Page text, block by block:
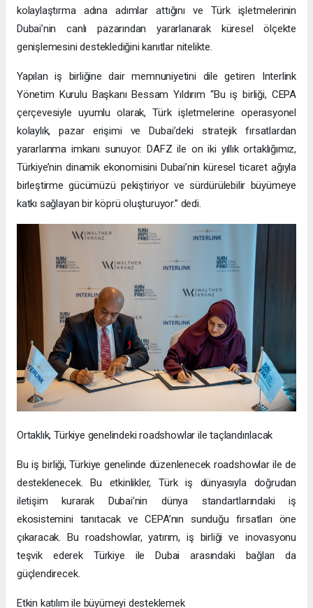
kolaylaştırma adına adımlar attığını ve Türk işletmelerinin
Dubai’nin canlı pazarından yararlanarak küresel ölçekte
genişlemesini desteklediğini kanıtlar nitelikte.
Yapılan iş birliğine dair memnuniyetini dile getiren Interlink
Yönetim Kurulu Başkanı Bessam Yıldırım “Bu iş birliği, CEPA
çerçevesiyle uyumlu olarak, Türk işletmelerine operasyonel
kolaylık, pazar erişimi ve Dubai’deki stratejik fırsatlardan
yararlanma imkanı sunuyor. DAFZ ile on iki yıllık ortaklığımız,
Türkiye’nin dinamik ekonomisini Dubai’nin küresel ticaret ağıyla
birleştirme gücümüzü pekiştiriyor ve sürdürülebilir büyümeye
katkı sağlayan bir köprü oluşturuyor.” dedi.
Ortaklık, Türkiye genelindeki roadshowlar ile taçlandırılacak
Bu iş birliği, Türkiye genelinde düzenlenecek roadshowlar ile de
desteklenecek. Bu etkinlikler, Türk iş dünyasıyla doğrudan
iletişim kurarak Dubai’nin dünya standartlarındaki iş
ekosistemini tanıtacak ve CEPA’nın sunduğu fırsatları öne
çıkaracak. Bu roadshowlar, yatırım, iş birliği ve inovasyonu
teşvik ederek Türkiye ile Dubai arasındaki bağları da
güçlendirecek.
Etkin katılım ile büyümeyi desteklemek